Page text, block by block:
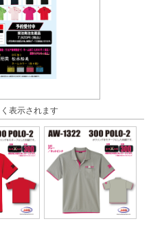
表示されます